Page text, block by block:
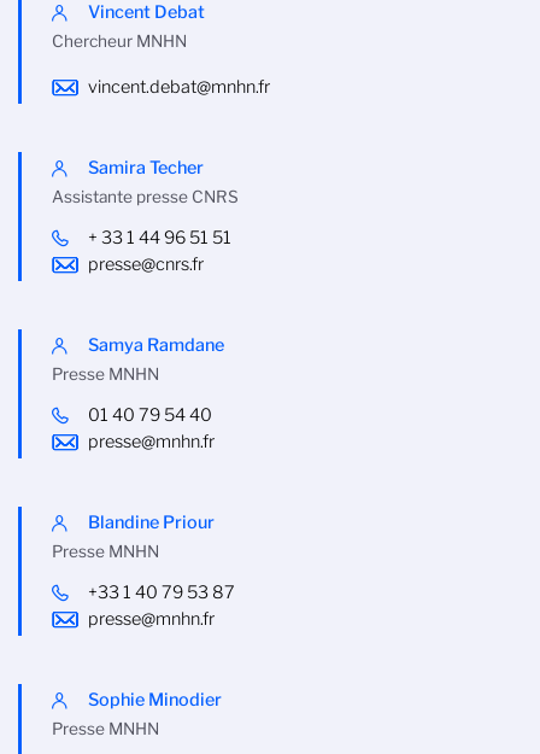
Vincent Debat
Chercheur MNHN
vincent.debat@mnhn.fr
Samira Techer
Assistante presse CNRS
+ 33 1 44 96 51 51
presse@cnrs.fr
Samya Ramdane
Presse MNHN
01 40 79 54 40
presse@mnhn.fr
Blandine Priour
Presse MNHN
+33 1 40 79 53 87
presse@mnhn.fr
Sophie Minodier
Presse MNHN